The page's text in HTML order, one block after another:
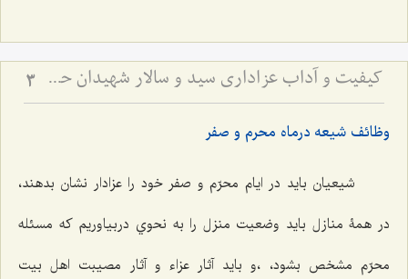
کیفیت و آداب عزاداری سید و سالار شهیدان حضرت أباعبداللَه الحسین علیه السلام 3
وظائف شيعه درماه محرم و صفر
شيعیان بايد در ايام محرّم و صفر خود را عزادار نشان بدهند،
در همۀ منازل بايد وضعيت منزل را به نحوي دربياوريم كه مسئله
محرّم مشخص بشود، ،و باید آثار عزاء و آثار مصيبت اهل بيت